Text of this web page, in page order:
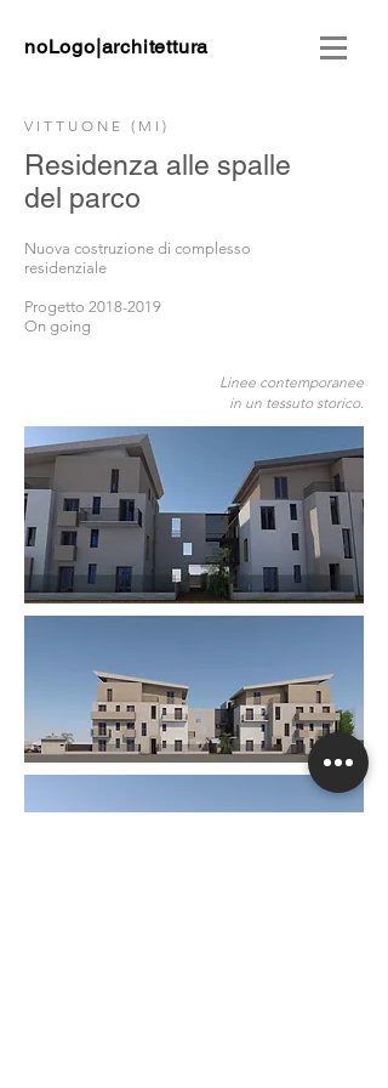
noLogo|architettura
VITTUONE (MI)
Residenza alle spalle
del parco
Nuova costruzione di complesso
residenziale
Progetto 2018-2019
On going
Linee contemporanee
in un tessuto storico.